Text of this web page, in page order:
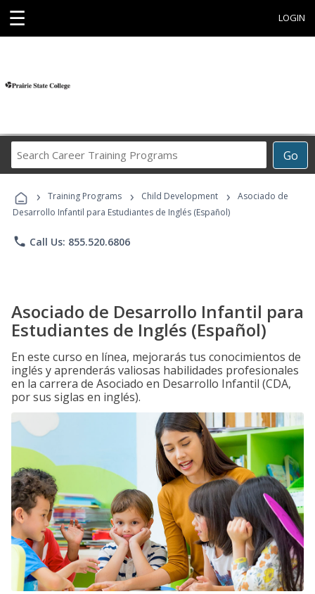
☰ LOGIN
Go
Career
Programs
› Training Programs › Child Development ›
Asociado de
Desarrollo Infantil para Estudiantes de Inglés (Español)
phone Call Us: 855.520.6806
Asociado de Desarrollo Infantil para
Estudiantes de Inglés (Español)
En este curso en línea, mejorarás tus conocimientos de
inglés y aprenderás valiosas habilidades profesionales
en la carrera de Asociado en Desarrollo Infantil (CDA,
por sus siglas en inglés).